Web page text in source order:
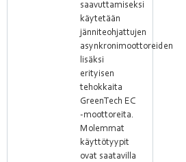
saavuttamiseksi
käytetään
jänniteohjattujen
asynkronimoottoreiden
lisäksi
erityisen
tehokkaita
GreenTech EC
-moottoreita.
Molemmat
käyttötyypit
ovat saatavilla